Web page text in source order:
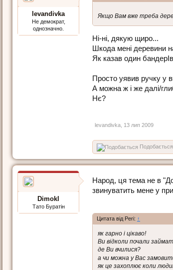
levandivka
Не демократ,
однозначно.
Якщо Вам вже треба
Ні-ні, дякую щиро...
Шкода мені деревини
Як казав один
Просто уявив ручку у
А можна ж і же далі/
Нє?
levandivka 13 лип 2009
Dimokl
Тато Буратін
Народ, ця тема не в
звинуватить мене у
Цитата від Peri: ↑
як гарно і цікаво!
Ви відколи почали
де Ви вчилися?
а чи можна у Вас
як це захоплює коли